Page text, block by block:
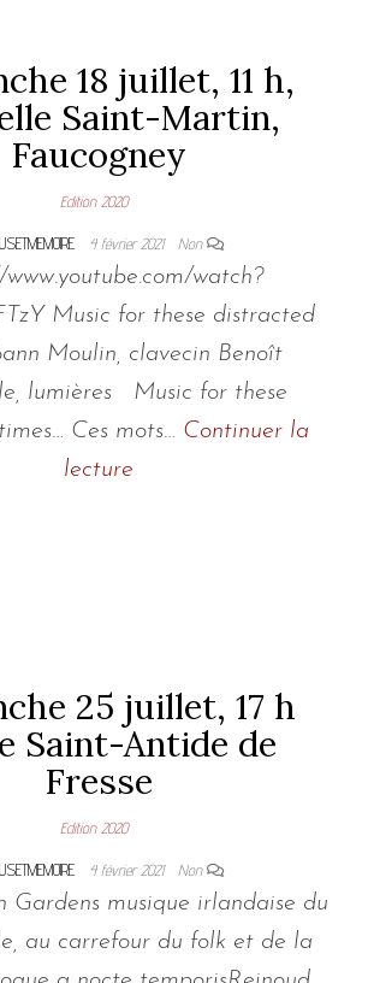
18 juillet, 11 h,
Saint-Martin,
Faucogney
Edition 2020
4 février 2021 Non
watch?
Music for these distracted
Moulin, clavecin Benoît
lumières Music for these
Ces mots… Continuer la
lecture
25 juillet, 17 h
Saint-Antide de
Fresse
Edition 2020
4 février 2021 Non
Gardens musique irlandaise du
au carrefour du folk et de la